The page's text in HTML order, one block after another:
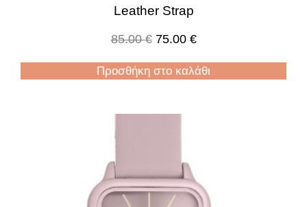
Leather Strap
85.00€ 75.00 €
Προσθήκη στο καλάθι